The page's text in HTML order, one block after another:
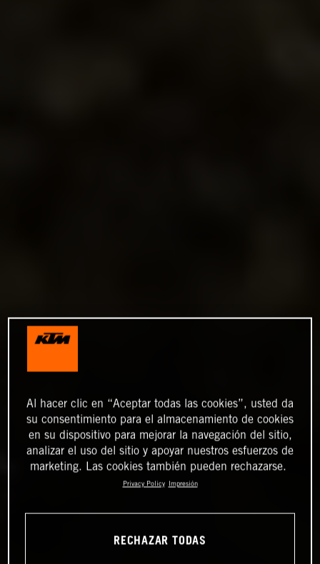
Al hacer clic en “Aceptar todas las cookies”, usted da
su consentimiento para el almacenamiento de cookies
en su dispositivo para mejorar la navegación del sitio,
analizar el uso del sitio y apoyar nuestros esfuerzos de
marketing. Las cookies también pueden rechazarse.
Privacy Policy Impresión
RECHAZAR TODAS